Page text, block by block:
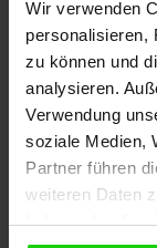
Wir verwenden
personalisieren,
zu können und
analysieren.
Verwendung
soziale Medien,
Partner führen
weiteren Daten
haben oder die
passendes